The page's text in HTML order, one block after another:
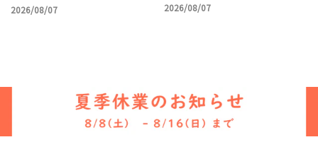
2026/08/07
2026/08/07